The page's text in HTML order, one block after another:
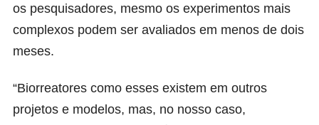
os pesquisadores, mesmo os experimentos mais
complexos podem ser avaliados em menos de dois
meses.
“Biorreatores como esses existem em outros
projetos e modelos, mas, no nosso caso,